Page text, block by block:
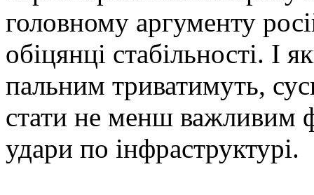
головному аргументу
обіцянці стабільності. І
пальним триватимуть,
стати не менш важливим
удари по інфраструктурі.